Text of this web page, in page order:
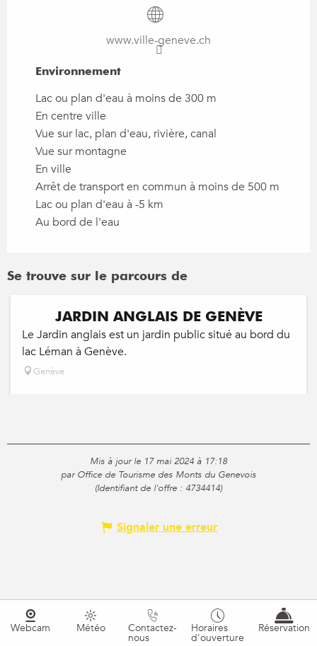
www.ville-geneve.ch
Environnement
Environnement
Lac ou plan d'eau à moins de 300 m
En centre ville
Vue sur lac, plan d'eau, rivière, canal
Vue sur montagne
En ville
Arrêt de transport en commun à moins de 500 m
Lac ou plan d'eau à -5 km
Au bord de l'eau
Se trouve sur le parcours de
JARDIN ANGLAIS DE GENÈVE
Le Jardin anglais est un jardin public situé au bord du
lac Léman à Genève.
Genève
Mis à jour le 17 mai 2024 à 17:18
par Office de Tourisme des Monts du Genevois
(Identifiant de l'offre : 4734414)
Signaler une erreur
Webcam Météo Contactez-
nous
Horaires
d'ouverture
Réservation